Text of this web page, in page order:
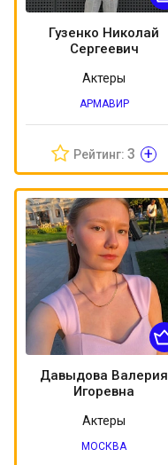
Гузенко Николай
Сергеевич
Актеры
АРМАВИР
Рейтинг: 3 +
Давыдова Валерия
Игоревна
Актеры
МОСКВА